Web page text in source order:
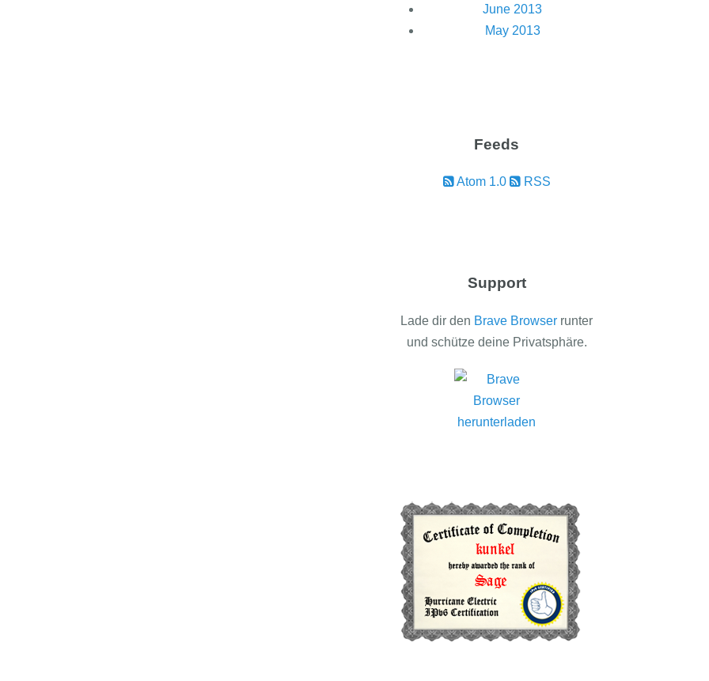
June 2013
May 2013
Feeds
Atom 1.0 RSS
Support
Lade dir den Brave Browser runter
und schütze deine Privatsphäre.